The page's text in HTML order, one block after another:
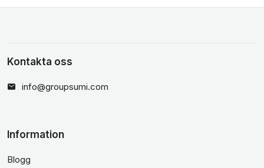
Kontakta oss
info@groupsumi.com
Information
Blogg